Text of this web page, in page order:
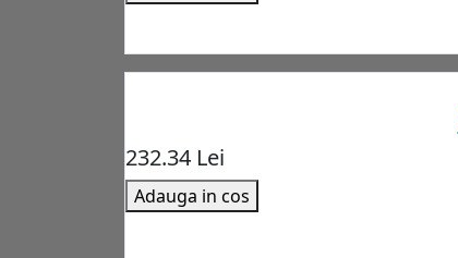
232.34 Lei
Adauga in cos